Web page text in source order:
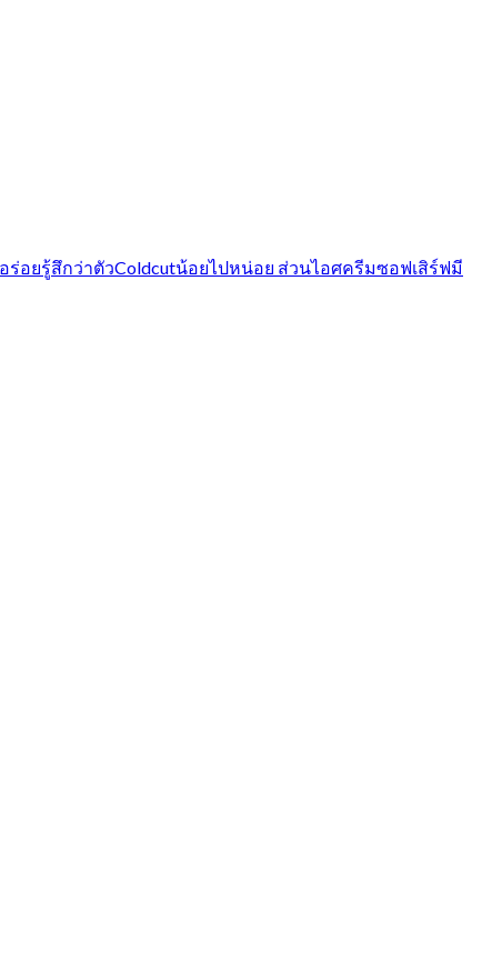
อยรู้สึกว่าตัวColdcutน้อยไปหน่อย ส่วนไอศครีมซอฟเสิร์ฟมี